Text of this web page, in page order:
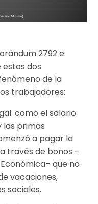
2792 e
dos
de la
trabajadores:
como el salario
las primas
a pagar la
través de bonos –
que no
vacaciones,
sociales.